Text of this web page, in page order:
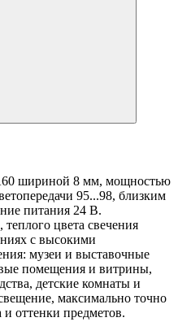
шириной 8 мм, мощностью
95...98, близким
питания 24 В.
цвета свечения
с высокими
музеи и выставочные
помещения и витрины,
детские комнаты и
максимально точно
оттенки предметов.